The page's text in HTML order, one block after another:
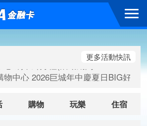
心 刷卡郵好禮(活動期間：115/08/07-
點東西第2波 刷卡郵好禮(活動期間：
心 刷卡郵好禮(活動期間：115/08/07-
物中心 2026巨城年中慶夏日BIG好刷(
更多活動快訊
購物 玩樂 住宿